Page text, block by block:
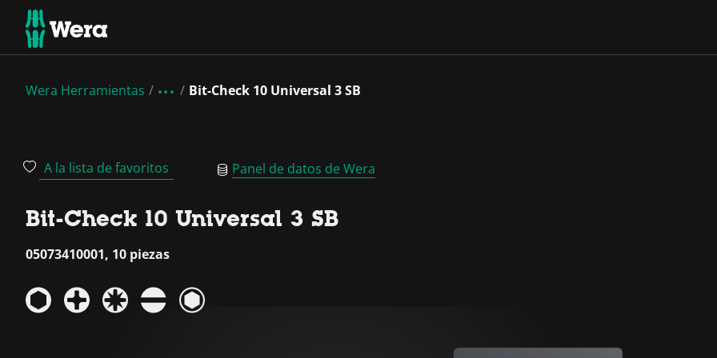
Wera Herramientas Bit-Check 10 Universal 3 SB
A la lista de favoritos Panel de datos de Wera
Bit-Check 10 Universal 3 SB
05073410001, 10 piezas